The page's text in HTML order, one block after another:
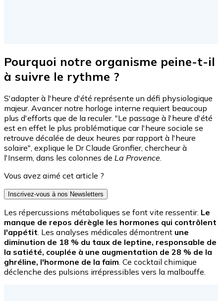
Pourquoi notre organisme peine-t-il
à suivre le rythme ?
S'adapter à l'heure d'été représente un défi physiologique
majeur. Avancer notre horloge interne requiert beaucoup
plus d'efforts que de la reculer. "Le passage à l'heure d'été
est en effet le plus problématique car l'heure sociale se
retrouve décalée de deux heures par rapport à l'heure
solaire", explique le Dr Claude Gronfier, chercheur à
l'Inserm, dans les colonnes de La Provence.
Vous avez aimé cet article ?
Inscrivez-vous à nos Newsletters
Les répercussions métaboliques se font vite ressentir. Le
manque de repos dérègle les hormones qui contrôlent
l'appétit. Les analyses médicales démontrent une
diminution de 18 % du taux de leptine, responsable de
la satiété, couplée à une augmentation de 28 % de la
ghréline, l'hormone de la faim. Ce cocktail chimique
déclenche des pulsions irrépressibles vers la malbouffe.